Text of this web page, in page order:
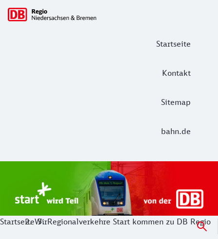
Startseite
Kontakt
Sitemap
bahn.de
Hauptnavigation
Start Unterelbe und Start
Ab August 2026 ist Start Teil der DB Regio. Ziel ist ein
StartseiteWirRegionalverkehre Start kommen zu DB Regio